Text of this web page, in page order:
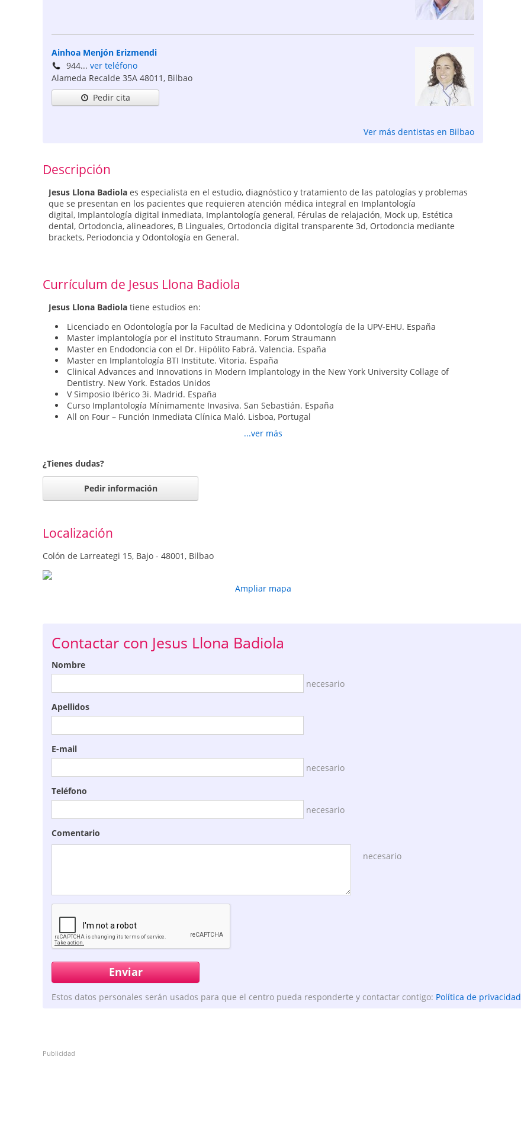
Ainhoa Menjón Erizmendi
944... ver teléfono
Alameda Recalde 35A 48011, Bilbao
Pedir cita
Ver más dentistas en Bilbao
Descripción
Jesus Llona Badiola es especialista en el estudio, diagnóstico y tratamiento de las patologías y problemas
que se presentan en los pacientes que requieren atención médica integral en Implantología
digital, Implantología digital inmediata, Implantología general, Férulas de relajación, Mock up, Estética
dental, Ortodoncia, alineadores, B Linguales, Ortodoncia digital transparente 3d, Ortodoncia mediante
brackets, Periodoncia y Odontología en General.
Currículum de Jesus Llona Badiola
Jesus Llona Badiola tiene estudios en:
Licenciado en Odontología por la Facultad de Medicina y Odontología de la UPV-EHU. España
Master implantología por el instituto Straumann. Forum Straumann
Master en Endodoncia con el Dr. Hipólito Fabrá. Valencia. España
Master en Implantología BTI Institute. Vitoria. España
Clinical Advances and Innovations in Modern Implantology in the New York University Collage of
Dentistry. New York. Estados Unidos
V Simposio Ibérico 3i. Madrid. España
Curso Implantología Mínimamente Invasiva. San Sebastián. España
All on Four – Función Inmediata Clínica Maló. Lisboa, Portugal
Implantes inmediatos en prótesis fija y completas. Madrid. España
Congreso Internacional de Implantología BTI. Bilbao. España
Congreso Internacional de la Sociedad Española de Cirugía Bucal “SECIB”. Santiago de Compostela.
Miembro:
Sociedad Española de Prótesis Estomatológica (SEPES)
Sociedad Científica de Odontología Implantológica (SCOI)
...ver más
¿Tienes dudas?
Pedir información
Localización
Colón de Larreategi 15, Bajo - 48001, Bilbao
Ampliar mapa
Contactar con Jesus Llona Badiola
Nombre
necesario
Apellidos
E-mail
necesario
Teléfono
necesario
Comentario
necesario
Estos datos personales serán usados para que el centro pueda responderte y contactar contigo: Política de privacidad
Publicidad